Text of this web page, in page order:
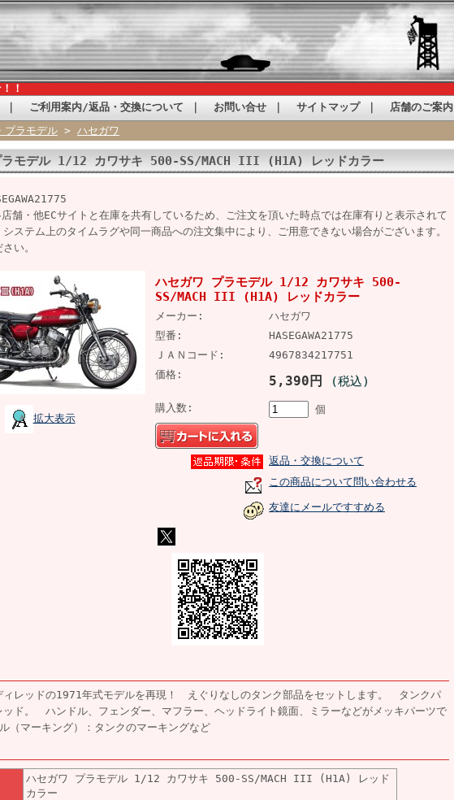
！
ご利用案内/返品・交換について お問い合せ サイトマップ｜ 店舗のご案内
プラモデル > ハセガワ
ラモデル 1/12 カワサキ 500-SS/MACH III (H1A) レッドカラー
舗・他ECサイトと在庫を共有しているため、ご注文を頂いた時点では在庫有りと表示されて
ステム上のタイムラグや同一商品への注文集中により、ご用意できない場合がございます。
い。
拡大表示
ハセガワ プラモデル 1/12 カワサキ 500-
SS/MACH III (H1A) レッドカラー
メーカー:
ハセガワ
型番:
HASEGAWA21775
ＪＡＮコード:
4967834217751
価格:
5,390円 (税込)
購入数: 個
返品・交換について
この商品について問い合わせる
友達にメールですすめる
ィレッドの1971年式モデルを再現！ えぐりなしのタンク部品をセットします。 タンクパ
ッド。 ハンドル、フェンダー、マフラー、ヘッドライト鏡面、ミラーなどがメッキパーツで
（マーキング）：タンクのマーキングなど
ハセガワ プラモデル 1/12 カワサキ 500-SS/MACH III (H1A) レッド
カラー